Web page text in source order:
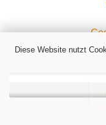
Diese Website nutzt